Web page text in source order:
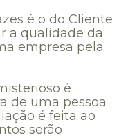
é o do Cliente
a qualidade da
empresa pela
é
de uma pessoa
é feita ao
serão